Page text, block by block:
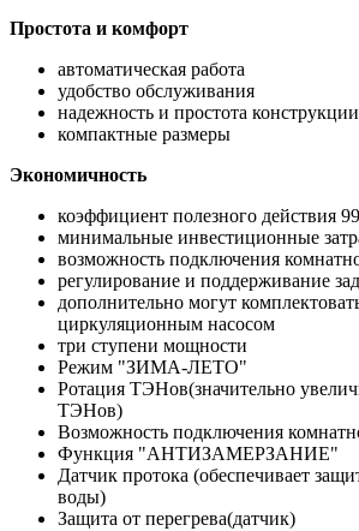
Простота и комфорт
автоматическая работа
удобство обслуживания
надежность и простота конструкции
компактные размеры
Экономичность
коэффициент полезного действия
минимальные инвестиционные
возможность подключения
регулирование и поддерживание
дополнительно могут
циркуляционным насосом
три ступени мощности
Режим "ЗИМА-ЛЕТО"
Ротация ТЭНов(значительно
ТЭНов)
Возможность подключения
Функция "АНТИЗАМЕРЗАНИЕ"
Датчик протока (обеспечивает
воды)
Защита от перегрева(датчик)